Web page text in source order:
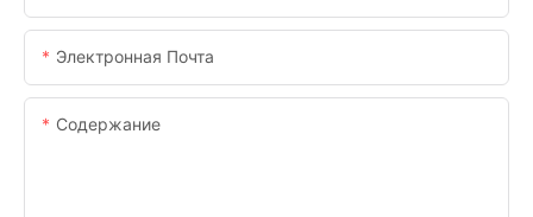
Электронная Почта
Содержание